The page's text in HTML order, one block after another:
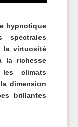
hypnotique
spectrales
la virtuosité
la richesse
climats
dimension
brillantes